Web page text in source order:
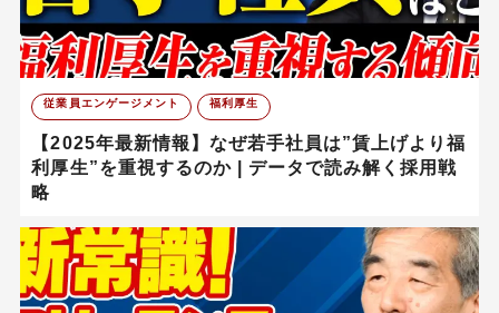
従業員エンゲージメント 福利厚生
【2025年最新情報】なぜ若手社員は”賃上げより福
利厚生”を重視するのか | データで読み解く採用戦
略